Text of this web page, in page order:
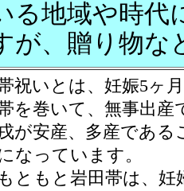
る地域や時代
が、贈り物な
祝いとは、妊娠5ヶ
を巻いて、無事出
が安産、多産であ
なっています。
もともと岩田帯は、